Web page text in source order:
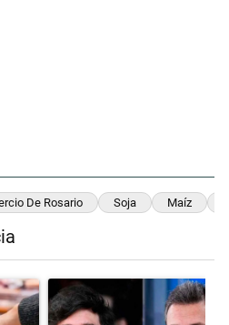
De Rosario Soja Maíz
el título "Inflación: economistas
Un artículo de tendencia con el